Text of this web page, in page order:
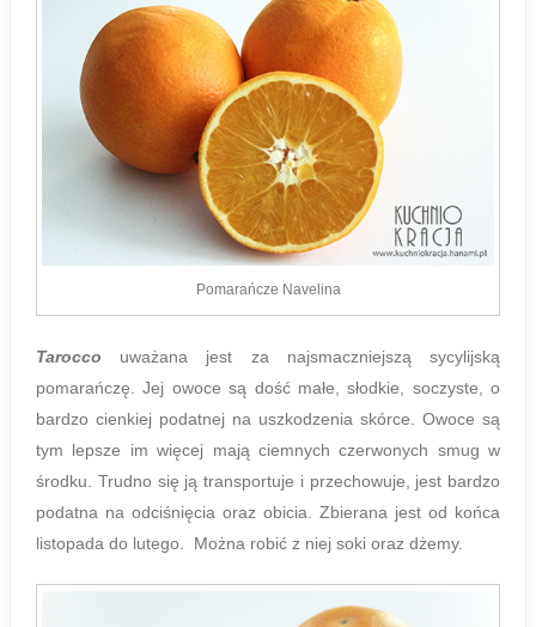
Pomarańcze Navelina
Tarocco uważana jest za najsmaczniejszą sycylijską
pomarańczę. Jej owoce są dość małe, słodkie, soczyste, o
bardzo cienkiej podatnej na uszkodzenia skórce. Owoce są
tym lepsze im więcej mają ciemnych czerwonych smug w
środku. Trudno się ją transportuje i przechowuje, jest bardzo
podatna na odciśnięcia oraz obicia. Zbierana jest od końca
listopada do lutego. Można robić z niej soki oraz dżemy.